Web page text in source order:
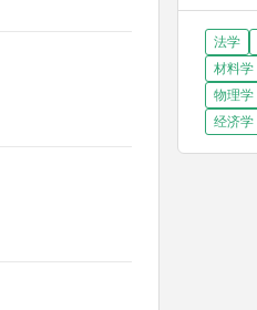
法学
材料学
物理学
经济学